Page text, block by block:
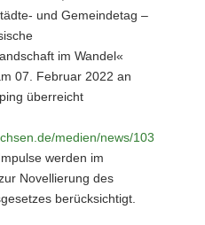
und Gemeindetag –
im Wandel«
07. Februar 2022 an
überreicht
medien/news/103
werden im
Novellierung des
berücksichtigt.